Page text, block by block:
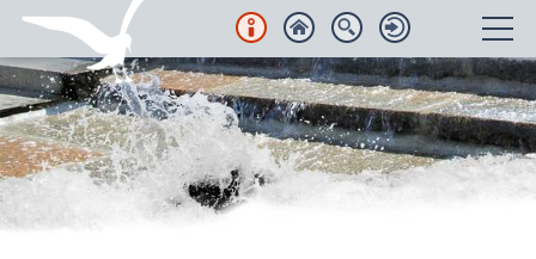
Unterkünfte
Regionales
Urlaubsorte